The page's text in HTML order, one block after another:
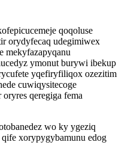
qoqoluse
orydyfecaq udegimiwex
mekyfazapyqanu
ymonut burywi ibekup
yqefiryfiliqox ozezitim
cuwiqysitecoge
qeregiga fema
wo ky ygeziq
xorypygybamunu edog